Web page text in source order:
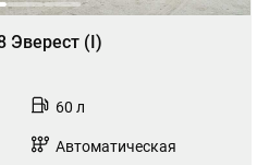
Эверест (I)
60 л
Автоматическая